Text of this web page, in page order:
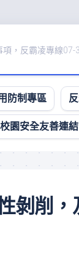
，反霸凌專線07-
防制專區
治
校
校園安全友善連結
剝削